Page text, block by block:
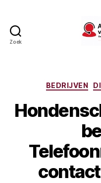
Zoek
BEDRIJVEN